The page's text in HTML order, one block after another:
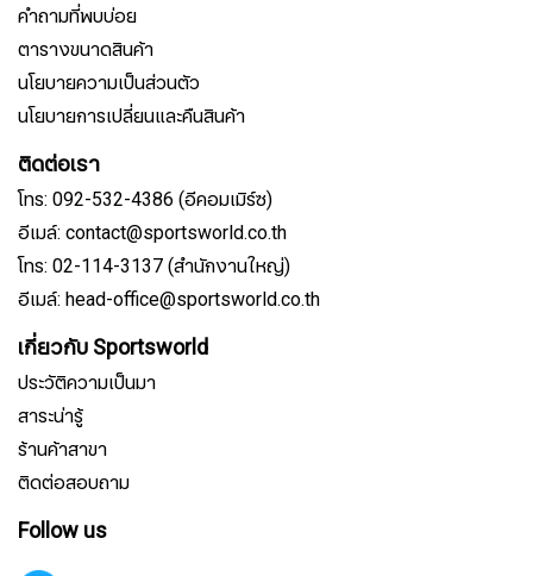
คำถามที่พบบ่อย
ตารางขนาดสินค้า
นโยบายความเป็นส่วนตัว
นโยบายการเปลี่ยนและคืนสินค้า
ติดต่อเรา
โทร: 092-532-4386 (อีคอมเมิร์ซ)
อีเมล์: contact@sportsworld.co.th
โทร: 02-114-3137 (สำนักงานใหญ่)
อีเมล์: head-office@sportsworld.co.th
เกี่ยวกับ Sportsworld
ประวัติความเป็นมา
สาระน่ารู้
ร้านค้าสาขา
ติดต่อสอบถาม
Follow us